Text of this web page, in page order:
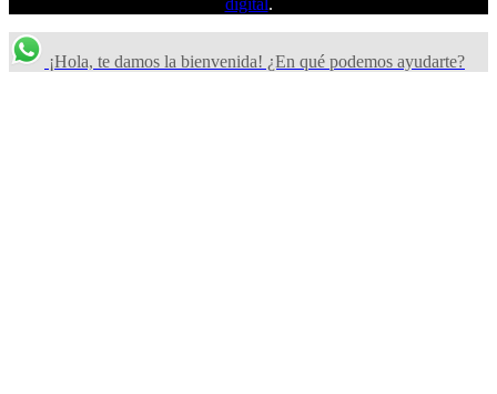
digital.
¡Hola, te damos la bienvenida! ¿En qué podemos ayudarte?